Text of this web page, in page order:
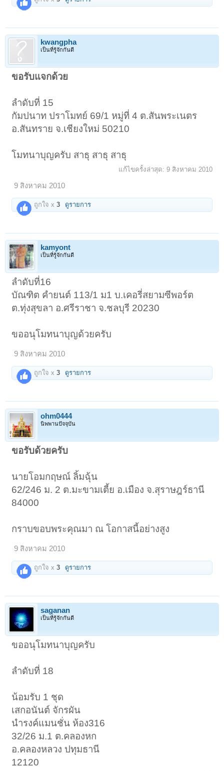
kwangpha
เป็นที่รู้จักกันดี
ขอรับแจกด้วย
ลำดับที่ 15
กัมปนาท ปราโมทย์ 69/1 หมู่ที่ 4 ต.สันพระเนตร
อ.สันทราย จ.เชียงใหม่ 50210
โมทนาบุญครับ สาธุ สาธุ สาธุ
แก้ไขครั้งล่าสุด: 9 สิงหาคม 2010
9 สิงหาคม 2010
ถูกใจ x3 ดูรายการ
kamyont
เป็นที่รู้จักกันดี
ลำดับที่16
บัณฑิต คำยนต์ 113/1 ม1 บ.เคอรี่สยามซีพอร์ต
ต.ทุ่งสุขลา อ.ศรีราชา จ.ชลบุรี 20230
ขออนุโมทนาบุญด้วยครับ
9 สิงหาคม 2010
ถูกใจ x3 ดูรายการ
ohm0444
นิพพานปัจจุบัน
ขอรับด้วยครับ
นายโอมกฤษณ์ ลิ้มฉุ้น
62/246 ม. 2 ต.มะขามเตี้ย อ.เมือง จ.สุราษฎร์ธานี
84000
กราบขอบพระคุณมา ณ โอกาสนี้อย่างสูง
9 สิงหาคม 2010
ถูกใจ x3 ดูรายการ
saganan
เป็นที่รู้จักกันดี
ขออนุโมทนาบุญครับ
ลำดับที่ 18
น้อมรับ 1 ชุด
เสกอนันต์ จักรผัน
นำรงค์แมนชั่น ห้อง316
32/26 ม.1 ต.คลองหก
อ.คลองหลวง ปทุมธานี
12120